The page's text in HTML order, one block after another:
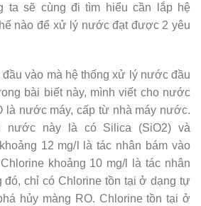
ta sẽ cùng đi tìm hiểu cần lắp hệ
nào để xử lý nước đạt được 2 yêu
vào mà hệ thống xử lý nước đầu
bài biết này, mình viết cho nước
là nước máy, cấp từ nhà máy nước.
nước này là có Silica (SiO2) và
12 mg/l là tác nhân bám vào
khoảng 10 mg/l là tác nhân
đó, chỉ có Chlorine tồn tại ở dạng tự
hủy màng RO. Chlorine tồn tại ở